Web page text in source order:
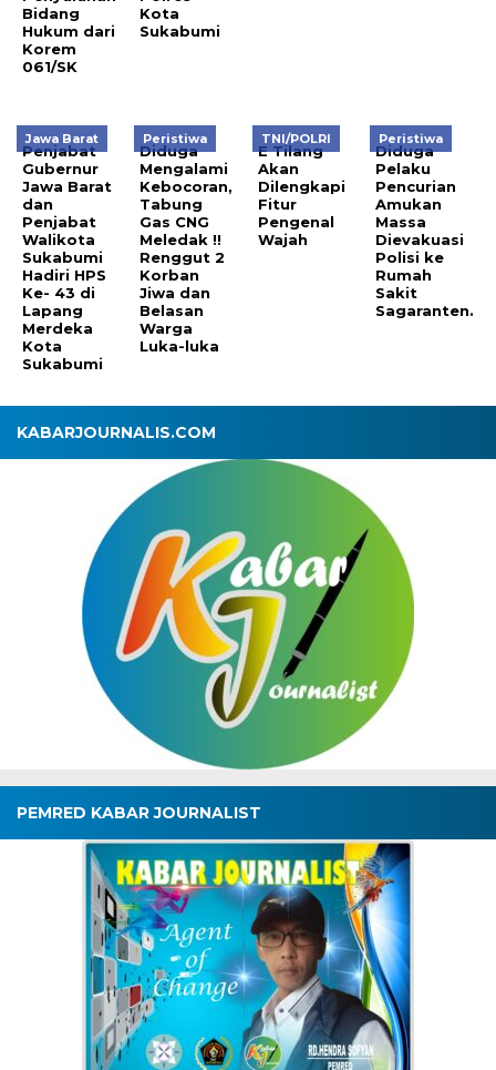
Bidang
Hukum dari
Korem
061/SK
Kota
Sukabumi
Jawa Barat
Penjabat
Gubernur
Jawa Barat
dan
Penjabat
Walikota
Sukabumi
Hadiri HPS
Ke- 43 di
Lapang
Merdeka
Kota
Sukabumi
Peristiwa
Diduga
Mengalami
Kebocoran,
Tabung
Gas CNG
Meledak !!
Renggut 2
Korban
Jiwa dan
Belasan
Warga
Luka-luka
TNI/POLRI
E Tilang
Akan
Dilengkapi
Fitur
Pengenal
Wajah
Peristiwa
Diduga
Pelaku
Pencurian
Amukan
Massa
Dievakuasi
Polisi ke
Rumah
Sakit
Sagaranten.
KABARJOURNALIS.COM
PEMRED KABAR JOURNALIST